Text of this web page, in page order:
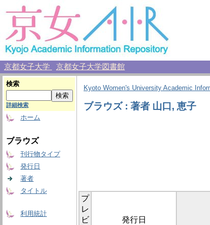
京都女子大学 京都女子大学図書館
検索
詳細検索
ホーム
ブラウズ
刊行物タイプ
発行日
著者
タイトル
利用統計
Kyoto Women's University Academic
ブラウズ : 著者 山口, 恵子
プ
レ
ビ
発行日